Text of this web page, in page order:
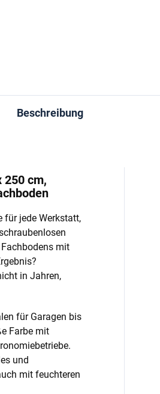
Beschreibung
250 cm,
für jede Werkstatt,
mit
in Jahren,
für Garagen bis
Farbe mit
und
mit feuchteren